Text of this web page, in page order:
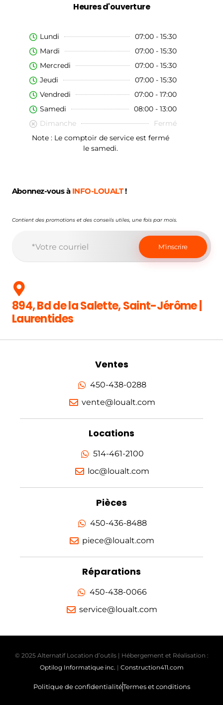
Heures d'ouverture
Lundi
07:00 - 15:30
Mardi
07:00 - 15:30
Mercredi
07:00 - 15:30
Jeudi
07:00 - 15:30
Vendredi
07:00 - 17:00
Samedi
08:00 - 13:00
Dimanche
Fermé
Note : Le comptoir de service est fermé
le samedi.
Abonnez-vous à INFO-LOUALT!
Contient des promotions et des conseils utiles, une fois par mois.
894, Bd de la Salette, Saint-Jérôme |
Laurentides
Ventes
450-438-0288
vente@loualt.com
Locations
514-461-2100
loc@loualt.com
Pièces
450-436-8488
piece@loualt.com
Réparations
450-438-0066
service@loualt.com
© 2025 Alternatif Location d’outils | Hébergement et Réalisation :
Optilog Informatique inc. | Construction411.com
Politique de confidentialitéTermes et conditions